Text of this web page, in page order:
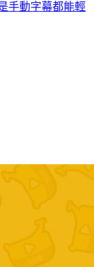
手動字幕都能輕